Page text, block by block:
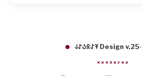
𐱁𐰀𐰋𐰉𐰀𐰞 Design